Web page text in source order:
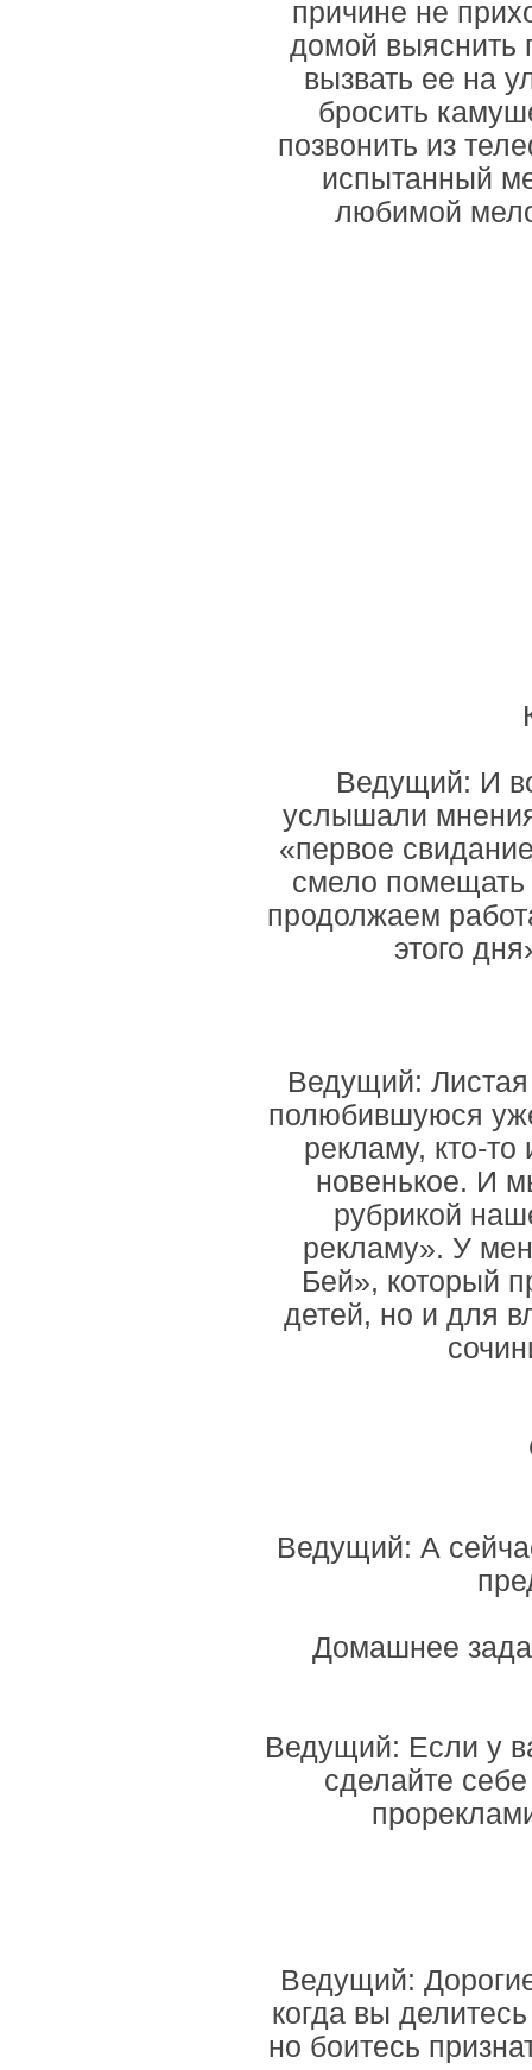
причине не
домой выяснить
вызвать ее на
бросить
позвонить из
испытанный
любимой
Ведущий: И
услышали
«первое
смело
продолжаем
этого
Ведущий:
полюбившуюся
рекламу, кто-то
новенькое. И
рубрикой
рекламу». У
Бей», который
детей, но и для
Ведущий: А
Домашнее
Ведущий: Если у
сделайте
Ведущий:
когда вы
но боитесь